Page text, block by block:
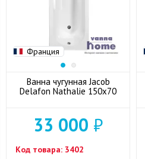
Франция
Ванна чугунная Jacob
Delafon Nathalie 150x70
33 000 ₽
Код товара: 3402